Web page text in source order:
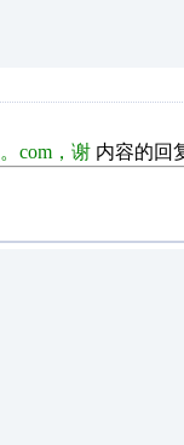
。com，谢 内容的回